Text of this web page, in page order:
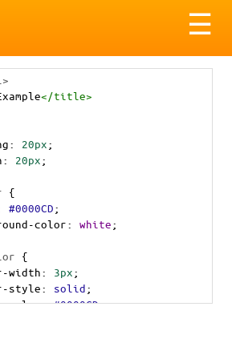
☰
</title>
: 20px;
: 20px;
{
#0000CD;
color: white;
{
width: 3px;
style: solid;
color: #0000CD;